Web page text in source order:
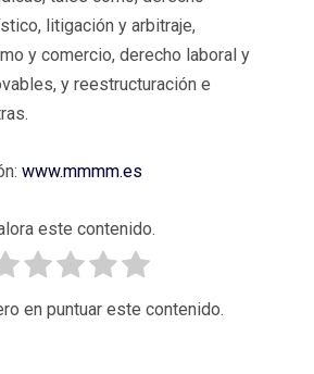
litigación y arbitraje,
y comercio, derecho laboral y
y reestructuración e
www.mmmm.es
este contenido.
en puntuar este contenido.